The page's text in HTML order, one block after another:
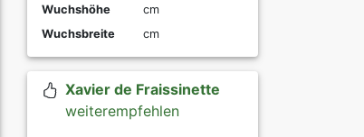
Wuchshöhe
cm
Wuchsbreite
cm
Xavier de Fraissinette
weiterempfehlen